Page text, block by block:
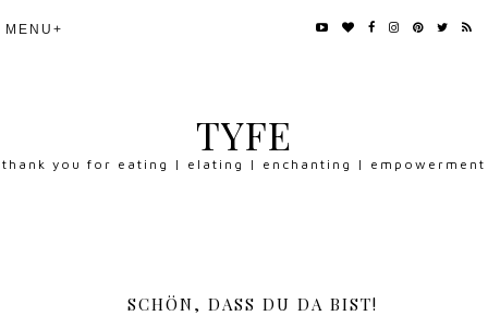
TYFE
thank you for eating | elating | enchanting | empowerment
SCHÖN, DASS DU DA BIST!